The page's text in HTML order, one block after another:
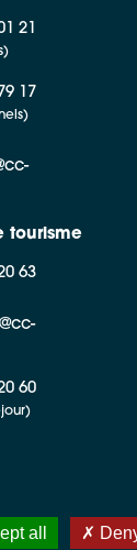
21
17
tourisme
63
60
all